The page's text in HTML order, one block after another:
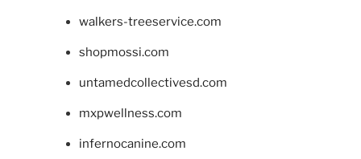
walkers-treeservice.com
shopmossi.com
untamedcollectivesd.com
mxpwellness.com
infernocanine.com